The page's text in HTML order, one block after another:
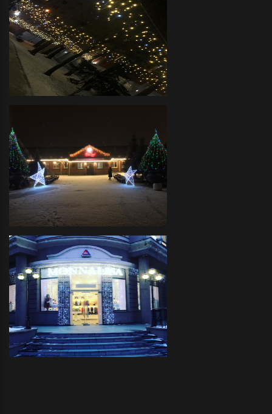
светодиодной иллюминацией
светодиодной иллюминацией
территории
Трактир "COVBOY"- декоративное
оформление светодиодной
иллюминацией прилегающей
территории и украшение
светодиодными фигурами